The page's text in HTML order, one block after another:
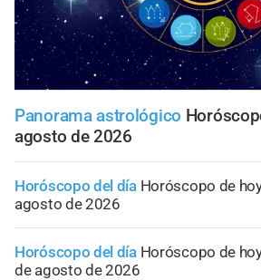
Panorama astrológico
agosto de 2026
Horóscopo del día Horóscopo de
agosto de 2026
Horóscopo del día Horóscopo de
de agosto de 2026